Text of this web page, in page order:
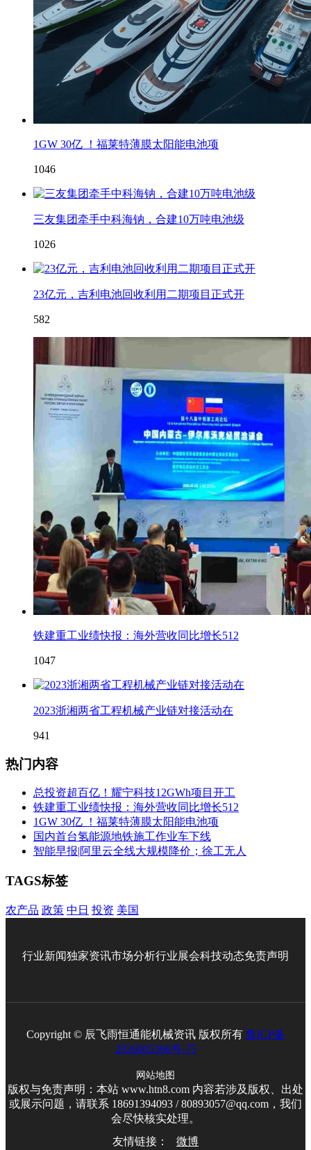
1GW 30亿 ！福莱特薄膜太阳能电池项
1046
三友集团牵手中科海钠，合建10万吨电池级
1026
23亿元，吉利电池回收利用二期项目正式开
582
铁建重工业绩快报：海外营收同比增长512
1047
2023浙湘两省工程机械产业链对接活动在
941
热门内容
总投资超百亿！耀宁科技12GWh项目开工
铁建重工业绩快报：海外营收同比增长512
1GW 30亿 ！福莱特薄膜太阳能电池项
国内首台氢能源地铁施工作业车下线
智能早报|阿里云全线大规模降价；徐工无人
TAGS标签
农产品 政策 中日 投资 美国
行业新闻独家资讯市场分析行业展会科技动态免责声明
Copyright © 辰飞雨恒通能机械资讯 版权所有 鲁ICP备
2026005306号-75
网站地图
版权与免责声明：本站 www.htn8.com 内容若涉及版权、出处
或展示问题，请联系 18691394093 / 80893057@qq.com，我们
会尽快核实处理。
友情链接：
微博